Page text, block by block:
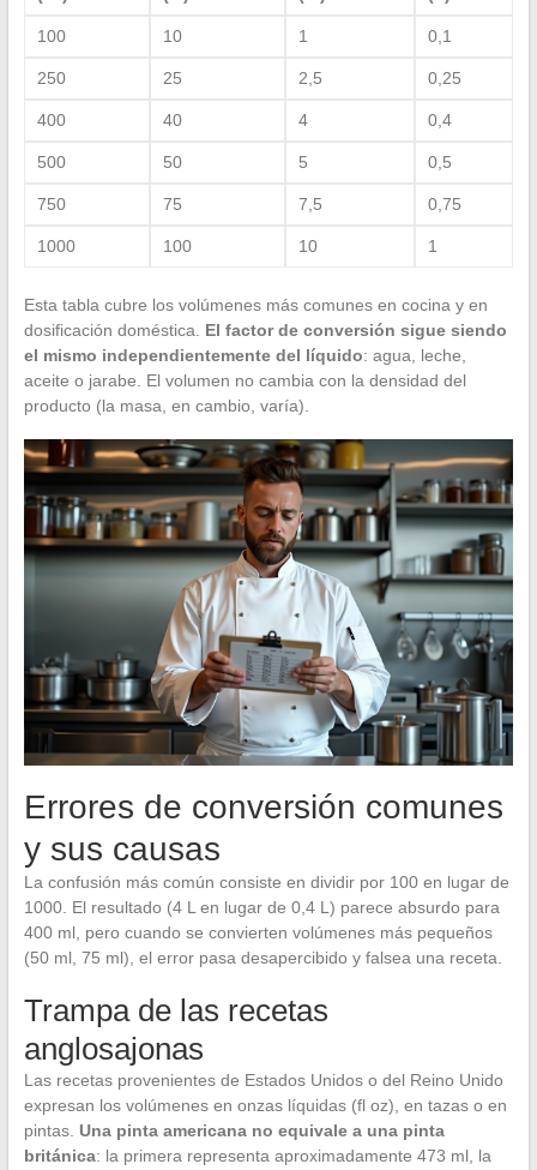
100 10 1 0,1
250 25 2,5 0,25
400 40 4 0,4
500 50 5 0,5
750 75 7,5 0,75
1000 100 10 1
Esta tabla cubre los volúmenes más comunes en cocina y en
dosificación doméstica. El factor de conversión sigue siendo
el mismo independientemente del líquido: agua, leche,
aceite o jarabe. El volumen no cambia con la densidad del
producto (la masa, en cambio, varía).
Errores de conversión comunes
y sus causas
La confusión más común consiste en dividir por 100 en lugar de
1000. El resultado (4 L en lugar de 0,4 L) parece absurdo para
400 ml, pero cuando se convierten volúmenes más pequeños
(50 ml, 75 ml), el error pasa desapercibido y falsea una receta.
Trampa de las recetas
anglosajonas
Las recetas provenientes de Estados Unidos o del Reino Unido
expresan los volúmenes en onzas líquidas (fl oz), en tazas o en
pintas. Una pinta americana no equivale a una pinta
británica: la primera representa aproximadamente 473 ml, la